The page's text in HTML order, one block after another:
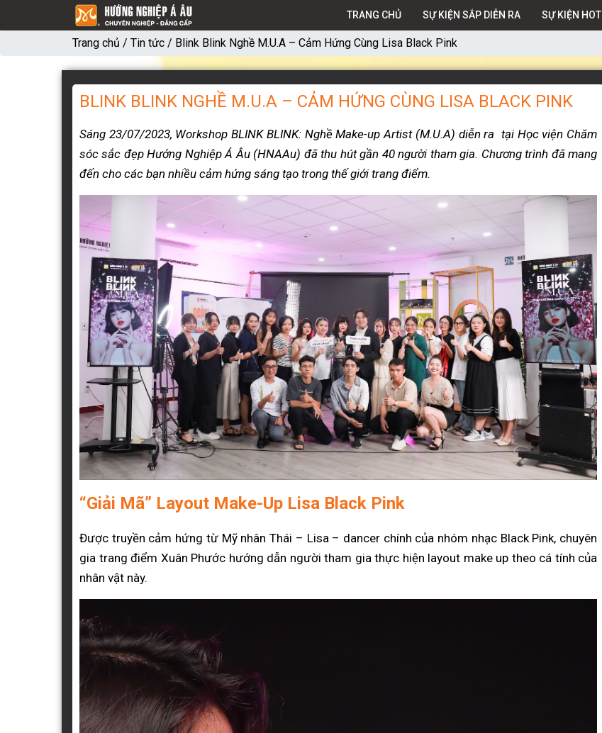
TRANG CHỦ SỰ KIỆN SẮP DIỄN RA SỰ KIỆN HOT
Trang chủ / Tin tức / Blink Blink Nghề M.U.A – Cảm Hứng Cùng Lisa Black Pink
BLINK BLINK NGHỀ M.U.A – CẢM HỨNG CÙNG LISA BLACK PINK
Sáng 23/07/2023, Workshop BLINK BLINK: Nghề Make-up Artist (M.U.A) diễn ra tại Học viện Chăm
sóc sắc đẹp Hướng Nghiệp Á Âu (HNAAu) đã thu hút gần 40 người tham gia. Chương trình đã mang
đến cho các bạn nhiều cảm hứng sáng tạo trong thế giới trang điểm.
“Giải Mã” Layout Make-Up Lisa Black Pink
Được truyền cảm hứng từ Mỹ nhân Thái – Lisa – dancer chính của nhóm nhạc Black Pink, chuyên
gia trang điểm Xuân Phước hướng dẫn người tham gia thực hiện layout make up theo cá tính của
nhân vật này.